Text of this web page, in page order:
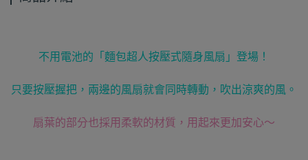
不用電池的「麵包超人按壓式隨身風扇」登場！
只要按壓握把，兩邊的風扇就會同時轉動，吹出涼爽的風。
扇葉的部分也採用柔軟的材質，用起來更加安心～